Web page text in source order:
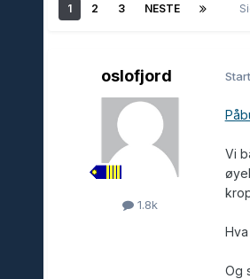
1 2 3 NESTE
oslofjord
1.8k
Vi
Og